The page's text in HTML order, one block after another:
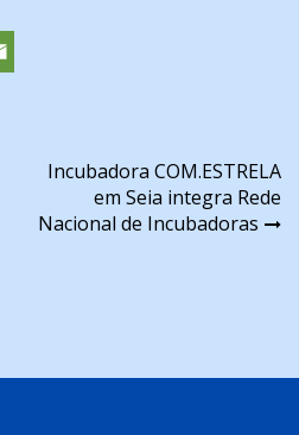
Incubadora COM.ESTRELA
em Seia integra Rede
Nacional de Incubadoras